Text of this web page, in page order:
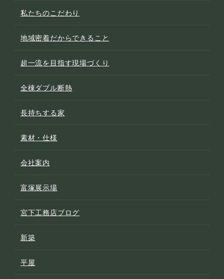
私たちのこだわり
地域密着だからできること
超一流を目指す現場づくり
全棟ダブル断熱
長持ちする家
素材・仕様
会社案内
富塚展示場
宮下工務店ブログ
新築
平屋